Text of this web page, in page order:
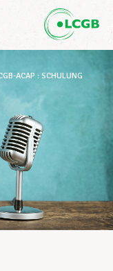
ACAP : SCHULUNG